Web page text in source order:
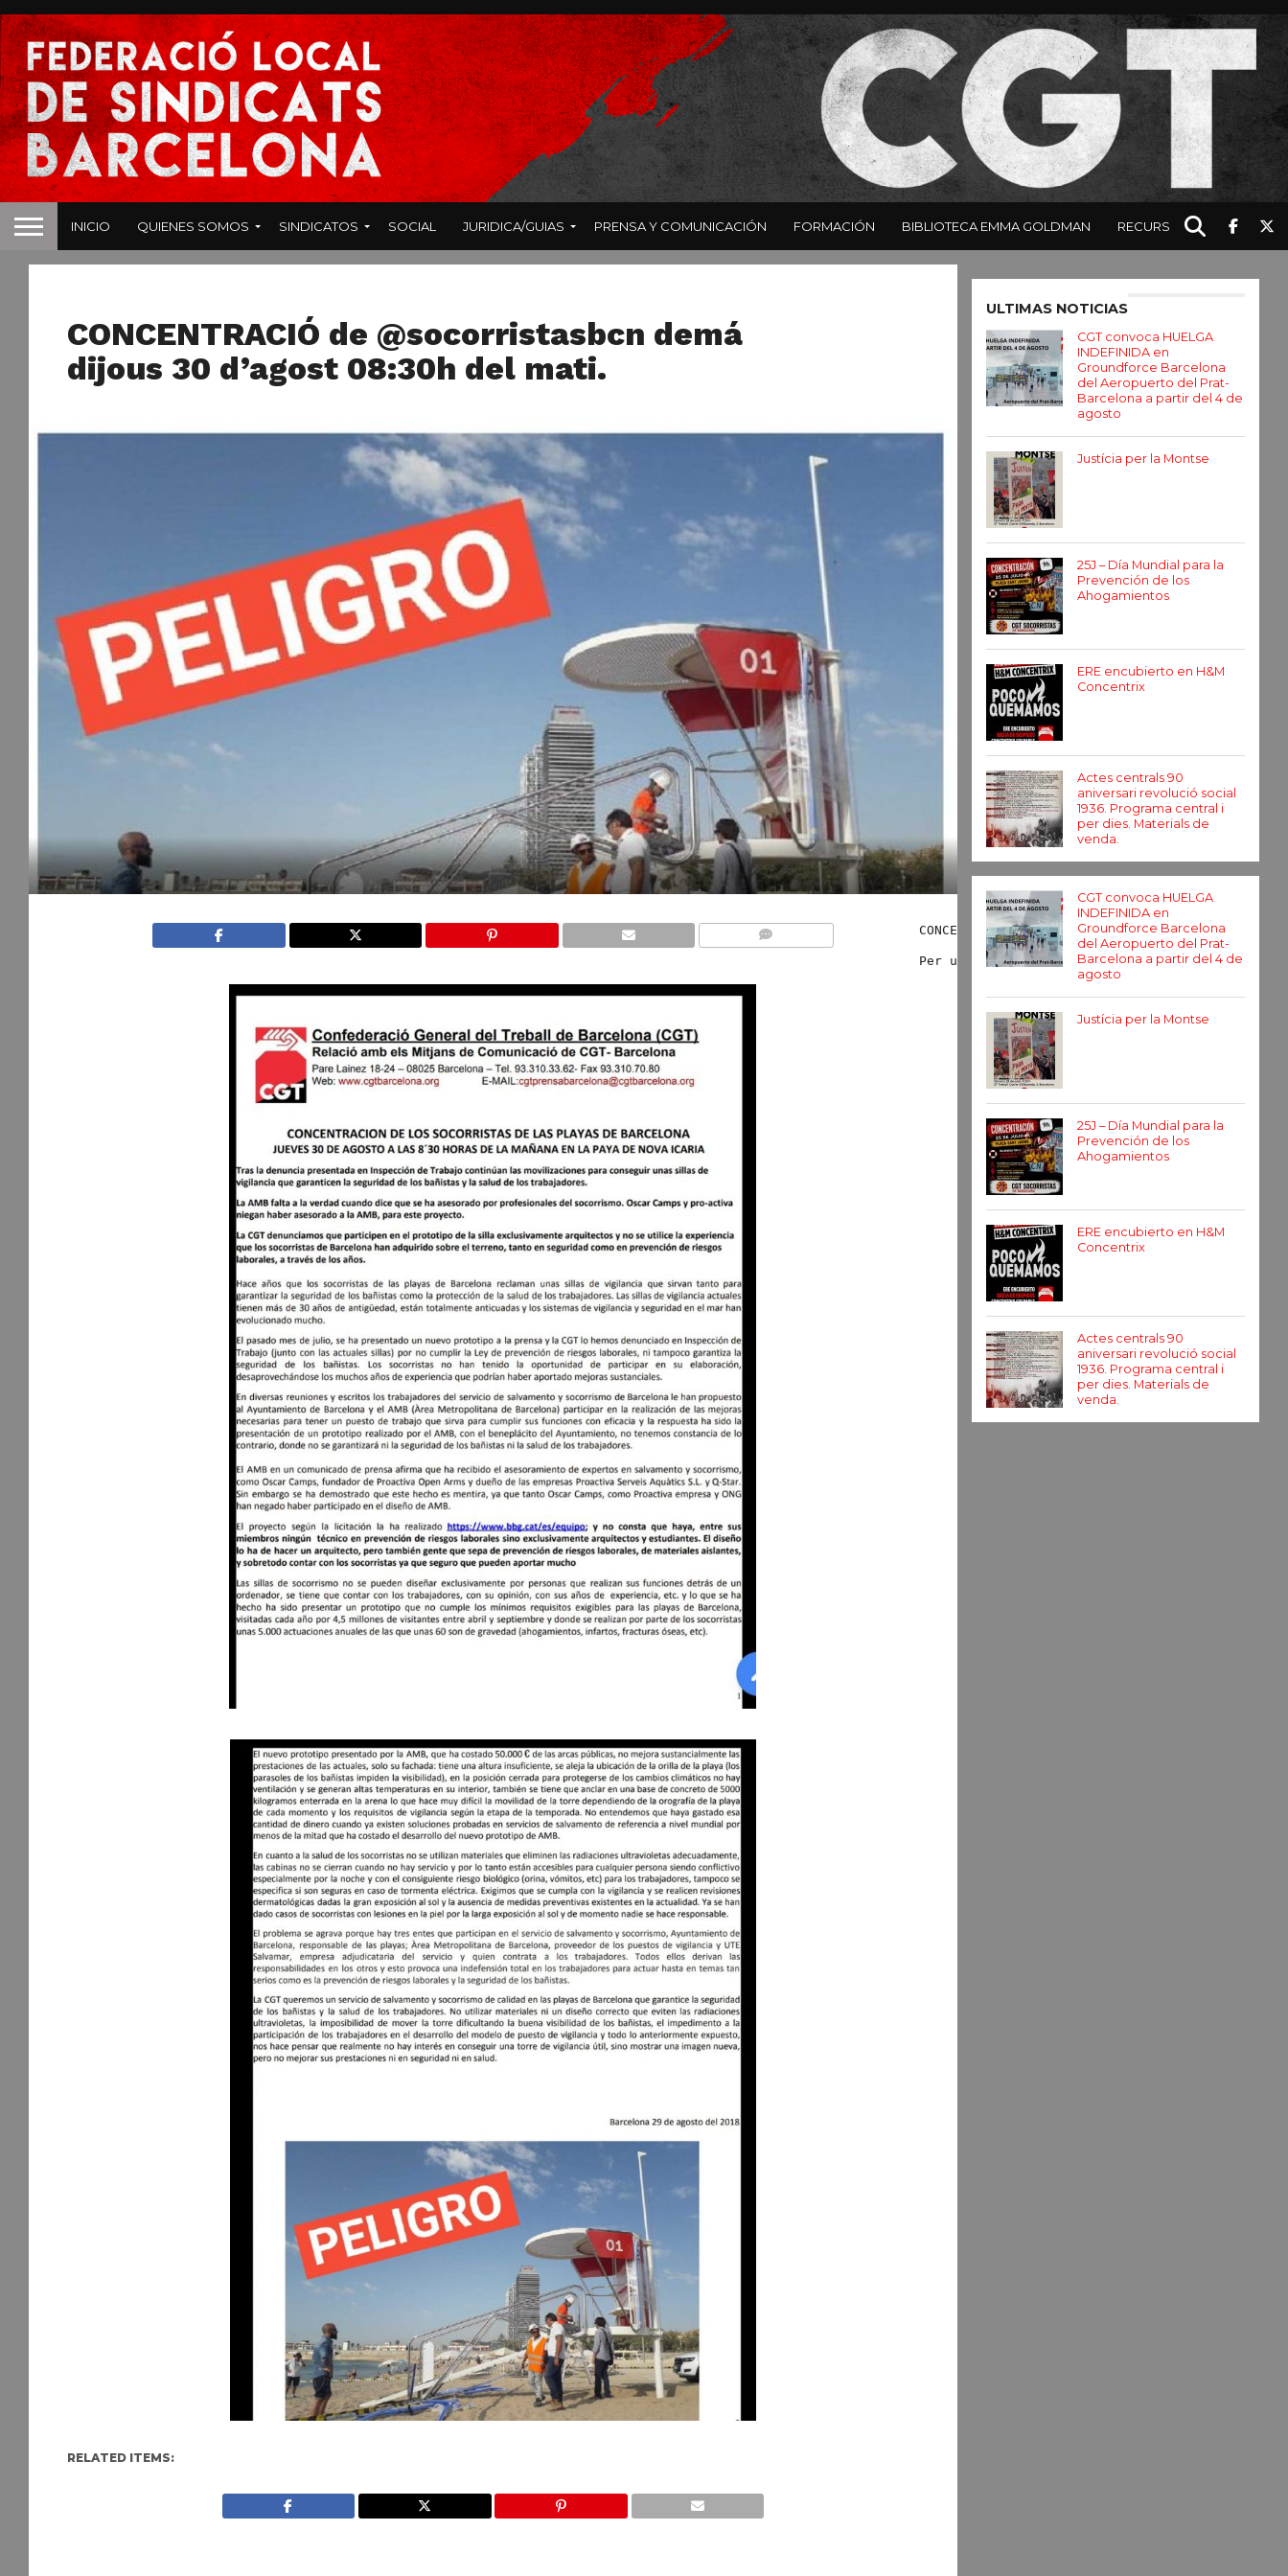
INICIO QUIENES SOMOS SINDICATOS SOCIAL JURIDICA/GUIAS PRENSA Y COMUNICACIÓN FORMACIÓN BIBLIOTECA EMMA GOLDMAN RECURSOS
CONCENTRACIÓ de @socorristasbcn demá
dijous 30 d’agost 08:30h del mati.
CONCENTRACIÓ de @socorristasbcn demá
Per un bon servei de socorristes segur i de
RELATED ITEMS:
ULTIMAS NOTICIAS
CGT convoca HUELGA
INDEFINIDA en
Groundforce Barcelona
del Aeropuerto del Prat-
Barcelona a partir del 4 de
agosto
Justícia per la Montse
25J – Día Mundial para la
Prevención de los
Ahogamientos
ERE encubierto en H&M
Concentrix
Actes centrals 90
aniversari revolució social
1936. Programa central i
per dies. Materials de
venda.
CGT convoca HUELGA
INDEFINIDA en
Groundforce Barcelona
del Aeropuerto del Prat-
Barcelona a partir del 4 de
agosto
Justícia per la Montse
25J – Día Mundial para la
Prevención de los
Ahogamientos
ERE encubierto en H&M
Concentrix
Actes centrals 90
aniversari revolució social
1936. Programa central i
per dies. Materials de
venda.